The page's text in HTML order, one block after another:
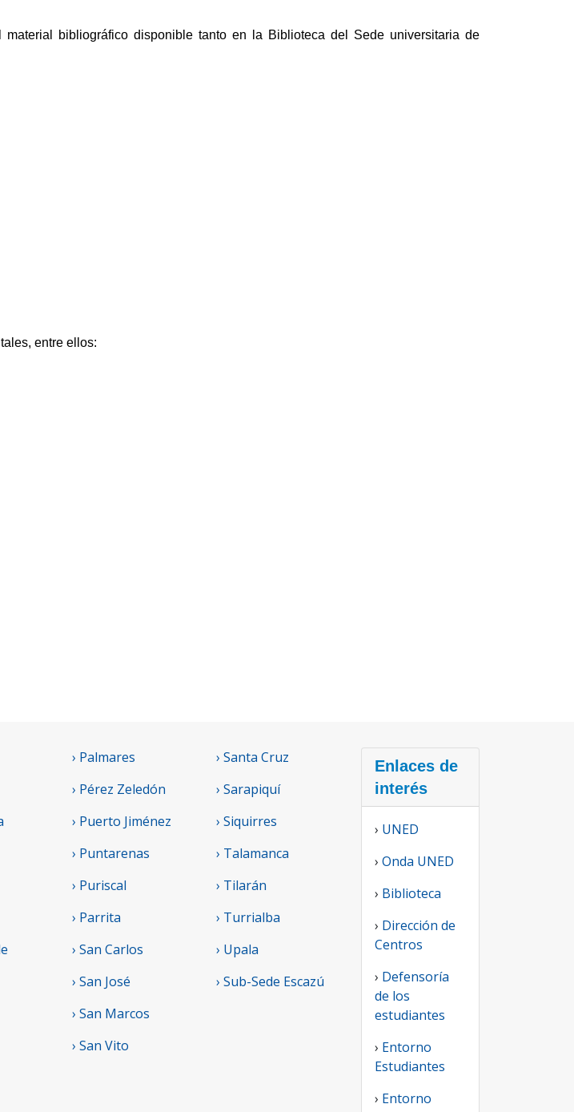
bibliográfico disponible tanto en la Biblioteca del Sede universitaria de
entre ellos:
› Palmares
› Pérez Zeledón
› Puerto Jiménez
› Puntarenas
› Puriscal
› Parrita
› San Carlos
› San José
› San Marcos
› San Vito
› Santa Cruz
› Sarapiquí
› Siquirres
› Talamanca
› Tilarán
› Turrialba
› Upala
› Sub-Sede Escazú
Enlaces de
interés
› UNED
› Onda UNED
› Biblioteca
› Dirección de
Centros
› Defensoría
de los
estudiantes
› Entorno
Estudiantes
› Entorno